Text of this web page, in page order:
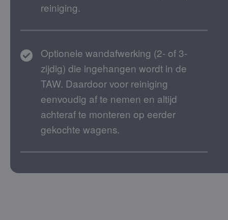
reiniging.
Optionele wandafwerking (2- of 3-
zijdig) die ingehangen wordt in de
TAW. Daardoor voor reiniging
eenvoudig af te nemen en altijd
achteraf te monteren op eerder
gekochte wagens.